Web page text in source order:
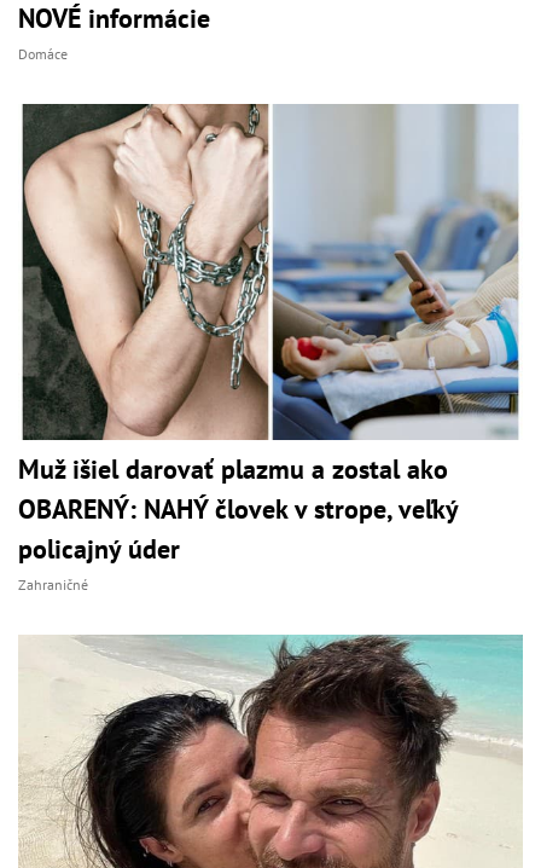
NOVÉ informácie
Domáce
Muž išiel darovať plazmu a zostal ako
OBARENÝ: NAHÝ človek v strope, veľký
policajný úder
Zahraničné